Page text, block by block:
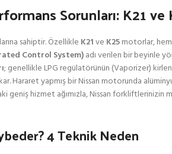
Sorunları: K21 ve
sahiptir. Özellikle K21ve K25motorlar,
Control System)adı verilen bir beyinle
; genellikle LPG regülatörünün (Vaporizer)
Hararet yapmış bir Nissan motorunda
geniş hizmet ağımızla, Nissan
4 Teknik Neden